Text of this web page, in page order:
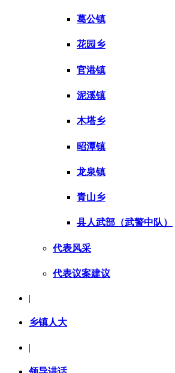
葛公镇
花园乡
官港镇
泥溪镇
木塔乡
昭潭镇
龙泉镇
青山乡
县人武部（武警中队）
代表风采
代表议案建议
|
乡镇人大
|